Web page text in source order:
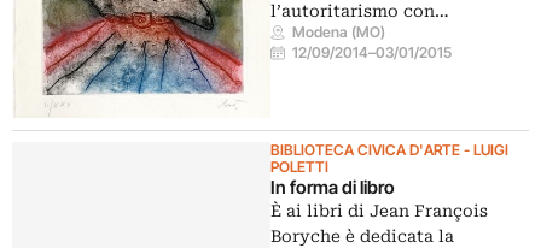
l’autoritarismo con…
Modena (MO)
12/09/2014–03/01/2015
BIBLIOTECA CIVICA D'ARTE - LUIGI
POLETTI
In forma di libro
È ai libri di Jean François
Boryche è dedicata la